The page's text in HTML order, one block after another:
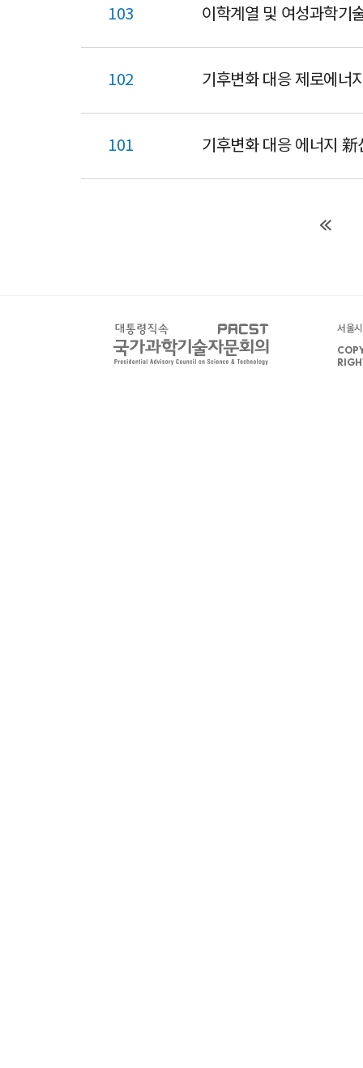
103 이학계열 및 여성과학기
102 기후변화 대응 제로에너
101 기후변화 대응 에너지
서울